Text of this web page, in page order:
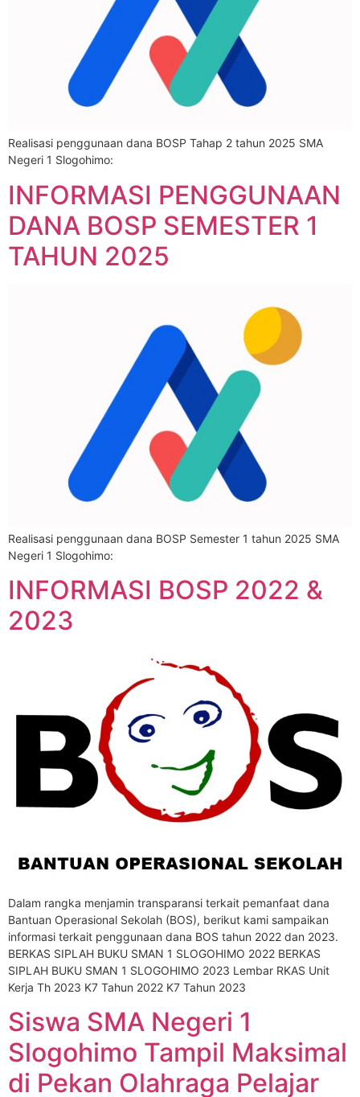
Realisasi penggunaan dana BOSP Tahap 2 tahun 2025 SMA
Negeri 1 Slogohimo:
INFORMASI PENGGUNAAN
DANA BOSP SEMESTER 1
TAHUN 2025
Realisasi penggunaan dana BOSP Semester 1 tahun 2025 SMA
Negeri 1 Slogohimo:
INFORMASI BOSP 2022 &
2023
Dalam rangka menjamin transparansi terkait pemanfaat dana
Bantuan Operasional Sekolah (BOS), berikut kami sampaikan
informasi terkait penggunaan dana BOS tahun 2022 dan 2023.
BERKAS SIPLAH BUKU SMAN 1 SLOGOHIMO 2022 BERKAS
SIPLAH BUKU SMAN 1 SLOGOHIMO 2023 Lembar RKAS Unit
Kerja Th 2023 K7 Tahun 2022 K7 Tahun 2023
Siswa SMA Negeri 1
Slogohimo Tampil Maksimal
di Pekan Olahraga Pelajar